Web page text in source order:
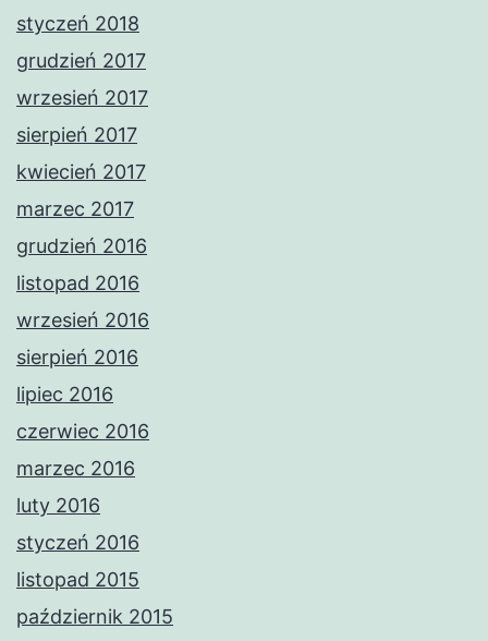
styczeń 2018
grudzień 2017
wrzesień 2017
sierpień 2017
kwiecień 2017
marzec 2017
grudzień 2016
listopad 2016
wrzesień 2016
sierpień 2016
lipiec 2016
czerwiec 2016
marzec 2016
luty 2016
styczeń 2016
listopad 2015
październik 2015